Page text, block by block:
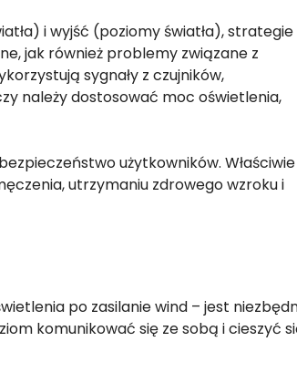
i wyjść (poziomy światła), strategie
jak również problemy związane z
sygnały z czujników,
należy dostosować moc oświetlenia,
użytkowników. Właściwie
utrzymaniu zdrowego wzroku i
po zasilanie wind – jest
komunikować się ze sobą i cieszyć